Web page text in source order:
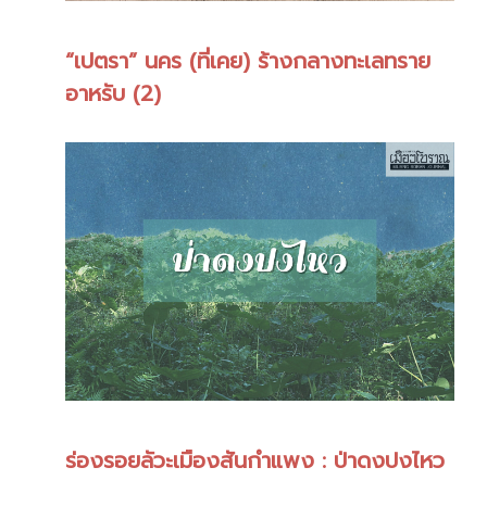
“เปตรา” นคร (ที่เคย) ร้างกลางทะเลทราย
อาหรับ (2)
ร่องรอยลัวะเมืองสันกำแพง : ป่าดงปงไหว